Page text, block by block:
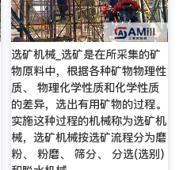
选矿机械_选矿是在所采集的矿
物原料中，根据各种矿物物理性
质、 物理化学性质和化学性质
的差异，选出有用矿物的过程。
实施这种过程的机械称为选矿机
械，选矿机械按选矿流程分为磨
粉、 粉磨、 筛分、 分选(选别)